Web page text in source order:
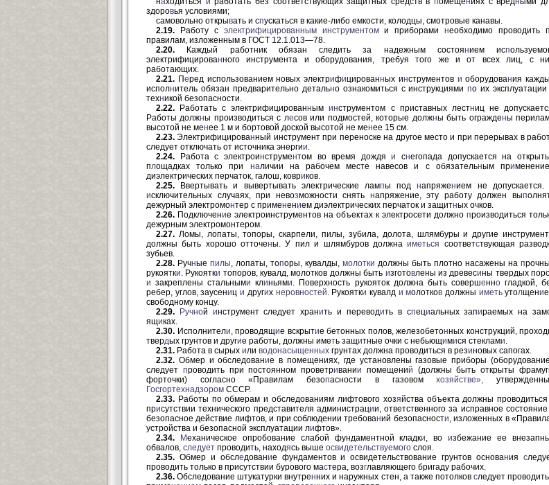
здоровья условиями;
самовольно открывать и спускаться в какие-либо емкости, колодцы, смотровые канавы.
2.19. Работу с электрифицированным инструментоми прибораминеобходимо проводить
правилам, изложенным в ГОСТ 12.1.013—78.
2.20. Каждый работник обязан следить за надежным состоянием исп
электрифицированного инструмента и оборудования, требуя того же и от всех лиц, с
работающих.
2.21. Перед использованием новых электрифицированных инструментов и оборудования
исполнитель обязан предварительно детально ознакомиться с инструкциямипо их эксплуатации
техникой безопасности.
2.22. Работать с электрифицированныминструментом с приставных лестниц не
Работы должны производиться с лесов или подмостей, которые должны быть ограждены
высотой не менее 1 м и бортовой доской высотой не менее 15 см.
2.23. Электрифицированный инструмент при переноске на другое место и при перерывах в
следует отключать от источника энергии.
2.24. Работа с электроинструментом во время дождяи снегопада допускается на
площадках только при наличии на рабочем месте навесов и с обязательным при
диэлектрических перчаток, галош, ковриков.
2.25. Ввертывать и вывертывать электрические лампы поднапряжением не допускается.
исключительных случаях, при невозможности снять напряжение, эту работу должен вып
дежурный электромонтер с применением диэлектрических перчаток и защитных очков.
2.26. Подключение электроинструментов на объектах к электросети должно производиться
дежурным электромонтером.
2.27. Ломы, лопаты, топоры, скарпели, пилы, зубила, долота, шлямбуры и другие
должны быть хорошо отточены. У пил и шлямбуров должнаиметься соответствующая
зубьев.
2.28. Ручные пилы, лопаты, топоры, кувалды, молотки должны быть плотно насажены на п
рукоятки. Рукоятки топоров, кувалд, молотков должны быть изготовлены из древесины твердых
и закреплены стальными клиньями. Поверхность рукояток должна быть совершенногладкой,
ребер, углов, заусеници других неровностей.Рукоятки кувалд и молотков должны иметьутолщени
свободному концу.
2.29.
Ручной инструмент следует хранить и переводить в специальных запираемых на
ящиках.
2.30. Исполнители, проводящие вскрытие бетонных полов, железобетонных конструкций,
твердых грунтов и другие работы, должны иметь защитные очки с небьющимися стеклами.
2.31. Работа в сырых или водонасыщенных грунтах должна проводиться в резиновых сапогах.
2.32. Обмер и обследование в помещениях, где установлены газовые приборы
следует проводить при постоянном проветривании помещений (должны быть открыты
форточки) согласно «Правилам безопасности в газовомхозяйстве»,
Госгортехнадзором СССР.
2.33. Работы по обмерам и обследованиям лифтового хозяйства объекта должны
присутствии технического представителя администрации, ответственного за исправное
безопасное действие лифтов, и при соблюдении требований безопасности, изложенных в
устройства и безопасной эксплуатации лифтов».
2.34.
Механическое опробование слабой фундаментной кладки, воизбежание ее
обвалов, следует проводить, находясь выше освидетельствуемого слоя.
2.35. Обмер и обследование фундаментов и освидетельствование грунтов основанияс
проводить только в присутствии бурового мастера, возглавляющего бригаду рабочих.
2.36. Обследование штукатурки внутренних и наружных стен, а также потолков следует